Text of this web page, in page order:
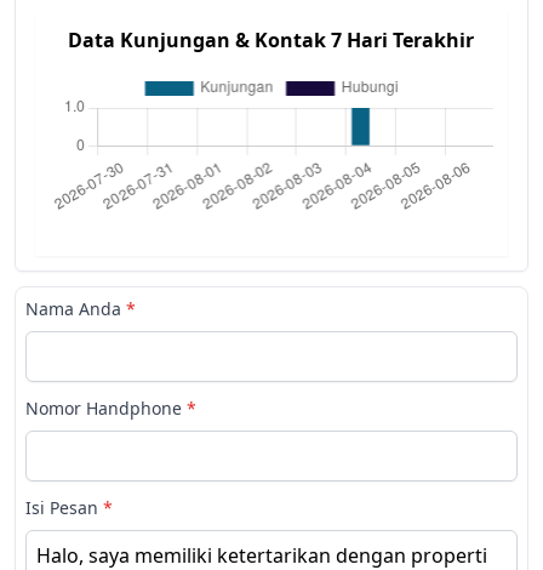
Data Kunjungan & Kontak 7 Hari Terakhir
Nama Anda *
Nomor Handphone *
Isi Pesan *